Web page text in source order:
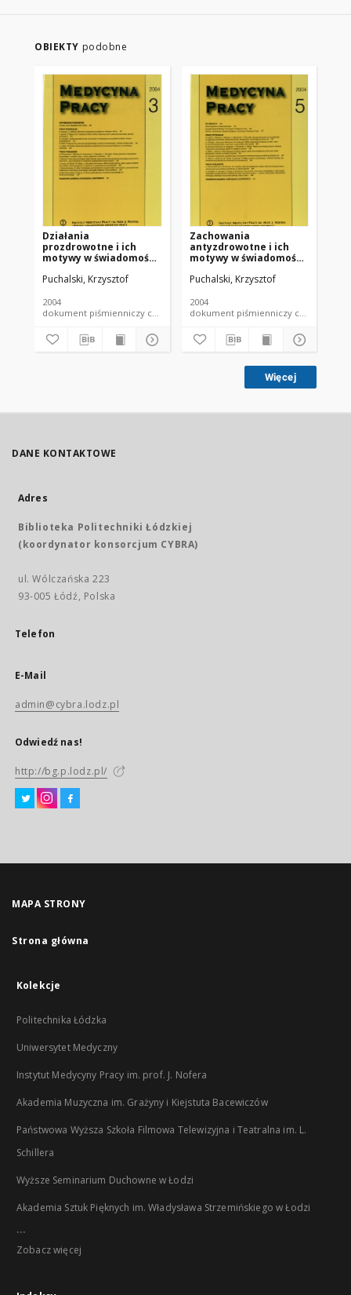
OBIEKTY podobne
Działania
prozdrowotne i ich
motywy w świadomości
dużych przedsiębiorstw
Puchalski, Krzysztof
2004
dokument piśmienniczy czasopismo - artykuł
Zachowania
antyzdrowotne i ich
motywy w świadomości
przedsiębiorstw
Puchalski, Krzysztof
2004
dokument piśmienniczy
Więcej
DANE KONTAKTOWE
Adres
Biblioteka Politechniki Łódzkiej
(koordynator konsorcjum CYBRA)
ul. Wólczańska 223
93-005 Łódź, Polska
Telefon
E-Mail
admin@cybra.lodz.pl
Odwiedź nas!
http://bg.p.lodz.pl/
MAPA STRONY
Strona główna
Kolekcje
Politechnika Łódzka
Uniwersytet Medyczny
Instytut Medycyny Pracy im. prof. J. Nofera
Akademia Muzyczna im. Grażyny i Kiejstuta Bacewiczów
Państwowa Wyższa Szkoła Filmowa Telewizyjna i Teatralna im. L.
Schillera
Wyższe Seminarium Duchowne w Łodzi
Akademia Sztuk Pięknych im. Władysława Strzemińskiego w Łodzi
...
Zobacz więcej